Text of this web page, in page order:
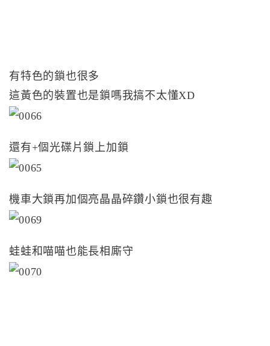
有特色的鎖也很多
這黃色的裝置也是鎖嗎我搞不太懂XD
還有+個光碟片鎖上加鎖
機車大鎖再加個亮晶晶碎鑽小鎖也很有趣
蛙蛙和喵喵也能長相廝守